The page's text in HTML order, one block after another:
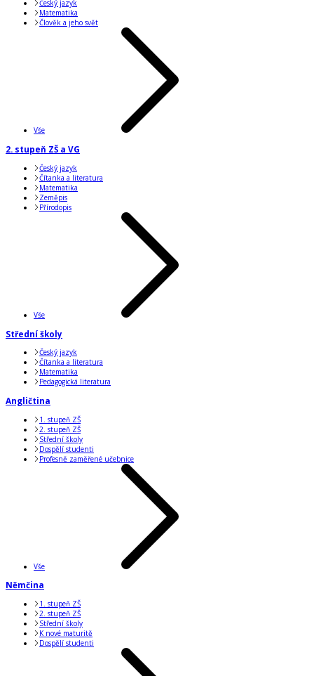
Český jazyk
Matematika
Člověk a jeho svět
Vše
2. stupeň ZŠ a VG
Český jazyk
Čítanka a literatura
Matematika
Zeměpis
Přírodopis
Vše
Střední školy
Český jazyk
Čítanka a literatura
Matematika
Pedagogická literatura
Angličtina
1. stupeň ZŠ
2. stupeň ZŠ
Střední školy
Dospělí studenti
Profesně zaměřené učebnice
Vše
Němčina
1. stupeň ZŠ
2. stupeň ZŠ
Střední školy
K nové maturitě
Dospělí studenti